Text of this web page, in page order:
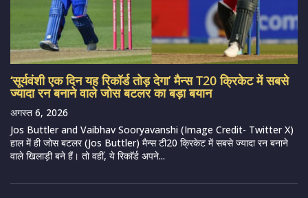
‘सूर्यवंशी एक दिन यह रिकॉर्ड तोड़ देगा’ मैन्स T20 क्रिकेट में सबसे
ज्यादा रन बनाने वाले जोस बटलर का बड़ा बयान
अगस्त 6, 2026
Jos Buttler and Vaibhav Sooryavanshi (Image Credit- Twitter X)
हाल में ही जोस बटलर (Jos Buttler) मैन्स टी20 क्रिकेट में सबसे ज्यादा रन बनाने
वाले खिलाड़ी बने हैं। तो वहीं, ये रिकाॅर्ड अपने...